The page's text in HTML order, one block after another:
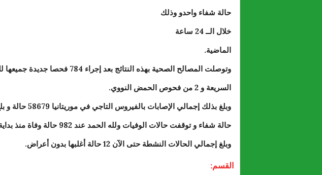
حالة شفاء واحدو وذلك
خلال الــ 24 ساعة
الماضية.
السريعة و 2 من فحوص الحمض النووي.
حالة شفاء و توقفت حالات الوفيات ولله الحمد عند 982 حالة وفاة منذ بداية الجائحة في مارس 2020.
وبلغ إجمالي الحالات النشطة حتى الآن 12 حالة أغلبها بدون أعراض.
القسم: